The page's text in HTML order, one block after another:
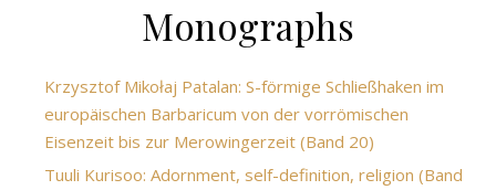
Monographs
Krzysztof Mikołaj Patalan: S-förmige Schließhaken im
europäischen Barbaricum von der vorrömischen
Eisenzeit bis zur Merowingerzeit (Band 20)
Tuuli Kurisoo: Adornment, self-definition, religion (Band